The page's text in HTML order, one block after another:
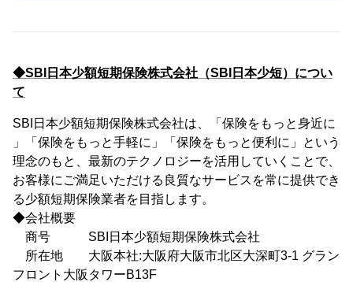
◆SBI日本少額短期保険株式会社（SBI日本少短）につい
て
SBI日本少額短期保険株式会社は、「保険をもっと身近に
」「保険をもっと手軽に」「保険をもっと便利に」という
理念のもと、最新のテクノロジーを活用していくことで、
お客様にご満足いただける良質なサービスを常に提供でき
る少額短期保険業者を目指します。
◆会社概要
商号 SBI日本少額短期保険株式会社
所在地 大阪本社:大阪府大阪市北区大深町3-1 グラン
フロント大阪タワーB13F